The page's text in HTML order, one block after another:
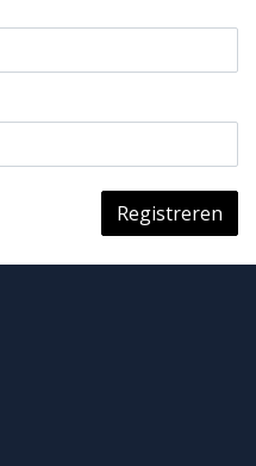
Registreren